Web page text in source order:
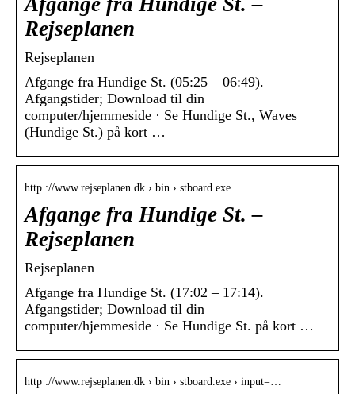
Rejseplanen
Rejseplanen
Afgange fra Hundige St. (05:25 – 06:49).
Afgangstider; Download til din
computer/hjemmeside · Se Hundige St., Waves
(Hundige St.) på kort …
http ://www.rejseplanen.dk › bin › stboard.exe
Afgange fra Hundige St. –
Rejseplanen
Rejseplanen
Afgange fra Hundige St. (17:02 – 17:14).
Afgangstider; Download til din
computer/hjemmeside · Se Hundige St. på kort …
http ://www.rejseplanen.dk › bin › stboard.exe › input=…